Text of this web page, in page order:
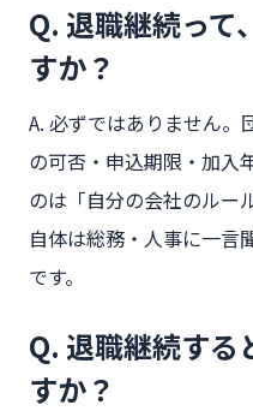
Q. 退職継続って
すか？
A. 必ずではありません。
の可否・申込期限・加入
のは「自分の会社のルー
自体は総務・人事に一言
です。
Q. 退職継続する
すか？